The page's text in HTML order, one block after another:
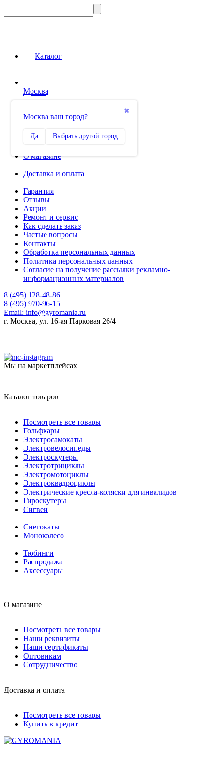
Каталог
Москва
✖
Москва ваш город?
Да Выбрать другой город
0
Избранное
О магазине
Доставка и оплата
Гарантия
Отзывы
Акции
Ремонт и сервис
Как сделать заказ
Частые вопросы
Контакты
Обработка персональных данных
Политика персональных данных
Согласие на получение рассылки рекламно-
информационных материалов
8 (495) 128-48-86
8 (495) 970-96-15
Email: info@gyromania.ru
г. Москва, ул. 16-ая Парковая 26/4
Мы на маркетплейсах
Каталог товаров
Посмотреть все товары
Гольфкары
Электросамокаты
Электровелосипеды
Электроскутеры
Электротрициклы
Электромотоциклы
Электроквадроциклы
Электрические кресла-коляски для инвалидов
Гироскутеры
Сигвеи
Снегокаты
Моноколесо
Тюбинги
Распродажа
Аксессуары
О магазине
Посмотреть все товары
Наши реквизиты
Наши сертификаты
Оптовикам
Сотрудничество
Доставка и оплата
Посмотреть все товары
Купить в кредит